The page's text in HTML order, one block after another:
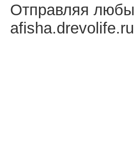
Отправляя